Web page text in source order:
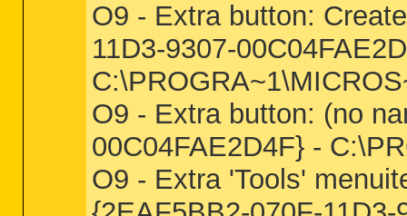
O9 - Extra button:
11D3-9307-
O9 - Extra button: (no
00C04FAE2D4F} -
O9 - Extra 'Tools'